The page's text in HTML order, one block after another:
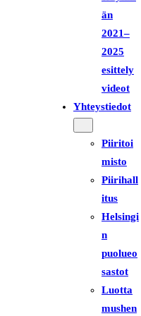
än
2021–
2025
esittely
videot
Yhteystiedot
Piiritoi
misto
Piirihall
itus
Helsingi
n
puolueo
sastot
Luotta
mushen